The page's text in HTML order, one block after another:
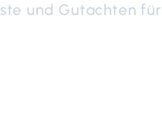
und Gutachten für